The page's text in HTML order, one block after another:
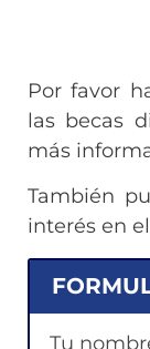
Por favor
las becas
más
También
interés en
Tu